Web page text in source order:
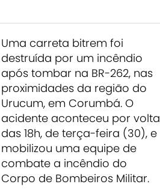
Uma carreta bitrem foi
destruída por um incêndio
após tombar na BR-262, nas
proximidades da região do
Urucum, em Corumbá. O
acidente aconteceu por volta
das 18h, de terça-feira (30), e
mobilizou uma equipe de
combate a incêndio do
Corpo de Bombeiros Militar.